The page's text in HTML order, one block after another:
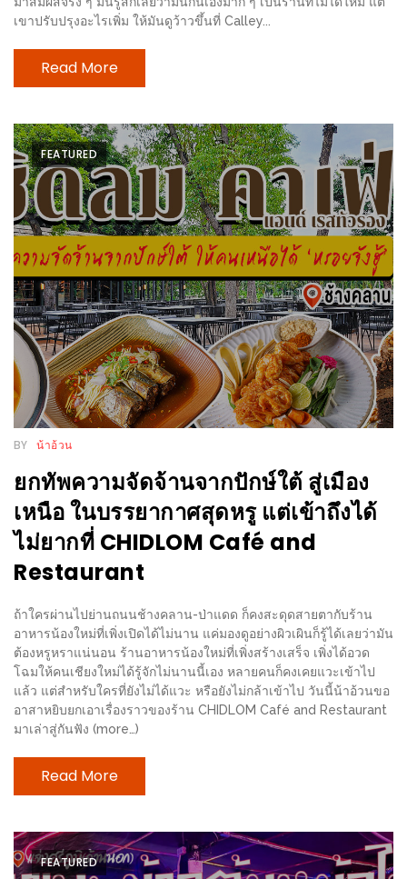
จาก
THE
DISH
ที่
ต้อง
ห้าม
พลาด
ฤดู
หนาว
นี้
กับ
PING
FAI
FESTIVAL
–
ฟิน
กิน
เพลิน
HFG
E-
NEWS
GAME
(SABAI
2017
เชียงใหม่
เขาปรับปรุงอะไรเพิ่ม ให้มันดูว้าวขึ้นที่ Calley...
Read More
FEATURED
BY น้าอ้วน
ยกทัพความจัดจ้านจากปักษ์ใต้ สู่เมือง
เหนือ ในบรรยากาศสุดหรู แต่เข้าถึงได้
ไม่ยากที่ CHIDLOM Café and
Restaurant
ถ้าใครผ่านไปย่านถนนช้างคลาน-ป่าแดด ก็คงสะดุดสายตากับร้าน
อาหารน้องใหม่ที่เพิ่งเปิดได้ไม่นาน แค่มองดูอย่างผิวเผินก็รู้ได้เลยว่ามัน
ต้องหรูหราแน่นอน ร้านอาหารน้องใหม่ที่เพิ่งสร้างเสร็จ เพิ่งได้อวด
โฉมให้คนเชียงใหม่ได้รู้จักไม่นานนี้เอง หลายคนก็คงเคยแวะเข้าไป
แล้ว แต่สำหรับใครที่ยังไม่ได้แวะ หรือยังไม่กล้าเข้าไป วันนี้น้าอ้วนขอ
อาสาหยิบยกเอาเรื่องราวของร้าน CHIDLOM Café and Restaurant
มาเล่าสู่กันฟัง (more…)
Read More
FEATURED